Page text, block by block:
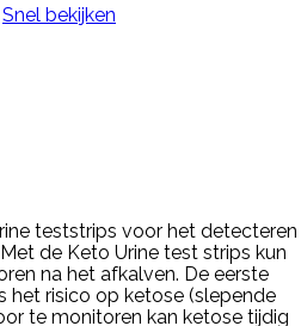
Snel bekijken
teststrips voor het detecteren
de Keto Urine test strips kun
na het afkalven. De eerste
het risico op ketose (slepende
te monitoren kan ketose tijdig